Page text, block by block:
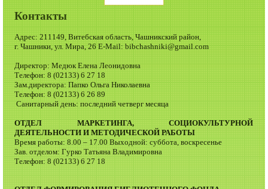
Контакты
Адрес: 211149, Витебская область, Чашникский район,
г. Чашники, ул. Мира, 26 E-Mail: bibchashniki@gmail.com
Директор: Медюк Елена Леонидовна
Телефон: 8 (02133) 6 27 18
Зам.директора: Папко Ольга Николаевна
Телефон: 8 (02133) 6 26 89
Санитарный день: последний четверг месяца
ОТДЕЛ МАРКЕТИНГА, СОЦИОКУЛЬТУРНОЙ
ДЕЯТЕЛЬНОСТИ И МЕТОДИЧЕСКОЙ РАБОТЫ
Время работы: 8.00 – 17.00 Выходной: суббота, воскресенье
Зав. отделом: Гурко Татьяна Владимировна
Телефон: 8 (02133) 6 27 18